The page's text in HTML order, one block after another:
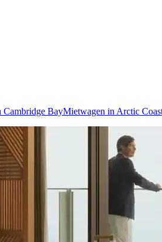
Cambridge BayMietwagen in Arctic